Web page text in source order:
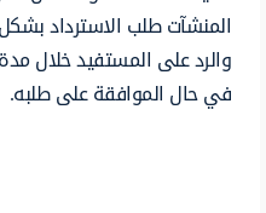
المنشآت طلب الاسترداد
والرد على المستفيد خلال
في حال الموافقة على طلبه.